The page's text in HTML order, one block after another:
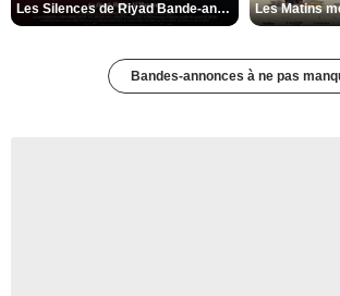
Les Silences de Riyad Bande-annonce VO STFR
Bandes-annonces à ne pas